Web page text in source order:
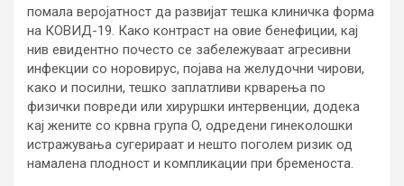
помала веројатност да развијат тешка клиничка форма
на КОВИД-19. Како контраст на овие бенефиции, кај
нив евидентно почесто се забележуваат агресивни
инфекции со норовирус, појава на желудочни чирови,
како и посилни, тешко заплатливи крварења по
физички повреди или хируршки интервенции, додека
кај жените со крвна група O, одредени гинеколошки
истражувања сугерираат и нешто поголем ризик од
намалена плодност и компликации при бременоста.